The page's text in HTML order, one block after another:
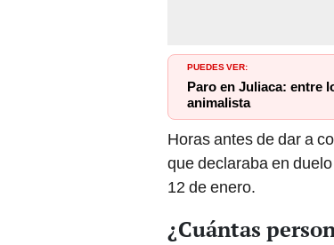
Paro en Juliaca: entre
animalista
Horas antes de dar a
que declaraba en
12 de enero.
Juliaca?